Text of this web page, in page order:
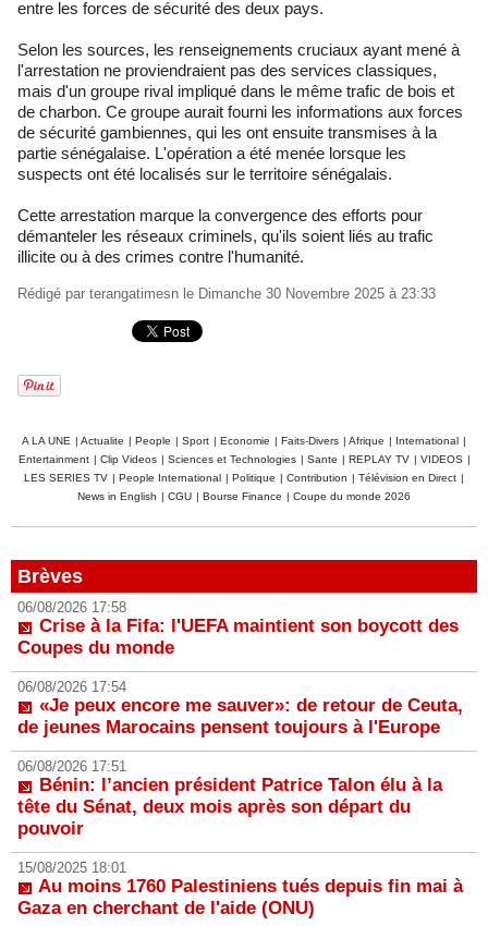
entre les forces de sécurité des deux pays.
Selon les sources, les renseignements cruciaux ayant mené à
l'arrestation ne proviendraient pas des services classiques,
mais d'un groupe rival impliqué dans le même trafic de bois et
de charbon. Ce groupe aurait fourni les informations aux forces
de sécurité gambiennes, qui les ont ensuite transmises à la
partie sénégalaise. L'opération a été menée lorsque les
suspects ont été localisés sur le territoire sénégalais.
Cette arrestation marque la convergence des efforts pour
démanteler les réseaux criminels, qu'ils soient liés au trafic
illicite ou à des crimes contre l'humanité.
Rédigé par terangatimesn le Dimanche 30 Novembre 2025 à 23:33
A LA UNE | Actualite | People | Sport | Economie | Faits-Divers | Afrique | International |
Entertainment | Clip Videos | Sciences et Technologies | Sante | REPLAY TV | VIDEOS |
LES SERIES TV | People International | Politique | Contribution | Télévision en Direct |
News in English | CGU | Bourse Finance | Coupe du monde 2026
Brèves
06/08/2026 17:58
Crise à la Fifa: l'UEFA maintient son boycott des
Coupes du monde
06/08/2026 17:54
«Je peux encore me sauver»: de retour de Ceuta,
de jeunes Marocains pensent toujours à l'Europe
06/08/2026 17:51
Bénin: l’ancien président Patrice Talon élu à la
tête du Sénat, deux mois après son départ du
pouvoir
15/08/2025 18:01
Au moins 1760 Palestiniens tués depuis fin mai à
Gaza en cherchant de l'aide (ONU)